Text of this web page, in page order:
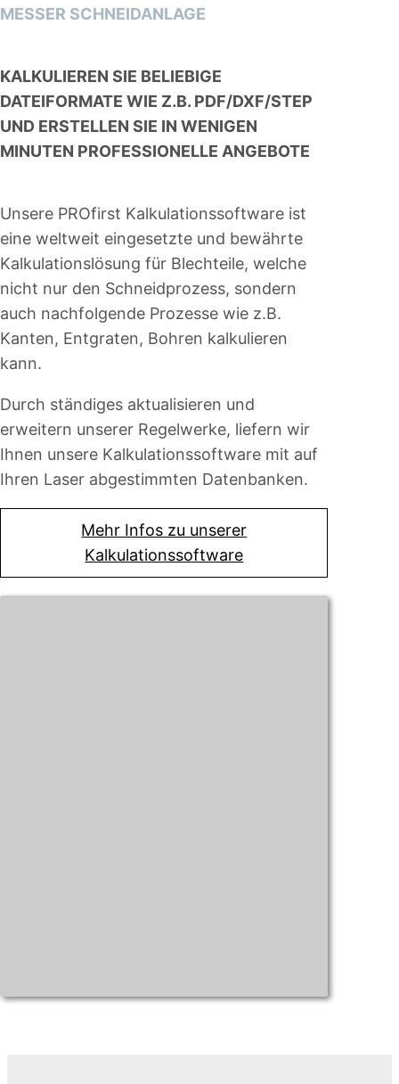
MESSER SCHNEIDANLAGE
KALKULIEREN SIE BELIEBIGE
DATEIFORMATE WIE Z.B. PDF/DXF/STEP
UND ERSTELLEN SIE IN WENIGEN
MINUTEN PROFESSIONELLE ANGEBOTE
Unsere PROfirst Kalkulationssoftware ist
eine weltweit eingesetzte und bewährte
Kalkulationslösung für Blechteile, welche
nicht nur den Schneidprozess, sondern
auch nachfolgende Prozesse wie z.B.
Kanten, Entgraten, Bohren kalkulieren
kann.
Durch ständiges aktualisieren und
erweitern unserer Regelwerke, liefern wir
Ihnen unsere Kalkulationssoftware mit auf
Ihren Laser abgestimmten Datenbanken.
Mehr Infos zu unserer
Kalkulationssoftware